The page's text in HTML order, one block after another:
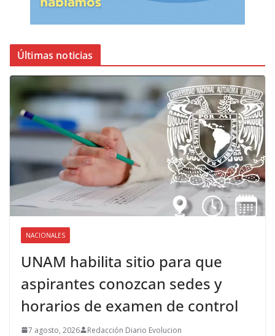
Últimas noticias
NACIONALES
UNAM habilita sitio para que
aspirantes conozcan sedes y
horarios de examen de control
7 agosto, 2026 Redacción Diario Evolucion